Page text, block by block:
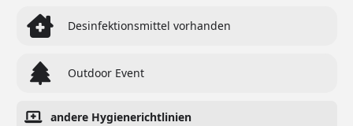
Desinfektionsmittel vorhanden
Outdoor Event
andere Hygienerichtlinien